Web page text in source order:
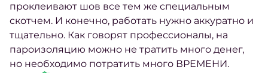
проклеивают шов все тем же специальным
скотчем. И конечно, работать нужно аккуратно и
тщательно. Как говорят профессионалы, на
пароизоляцию можно не тратить много денег,
но необходимо потратить много ВРЕМЕНИ.